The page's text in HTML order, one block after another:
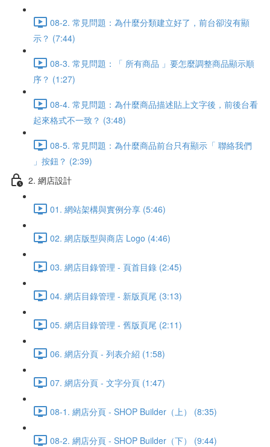
08-2. 常見問題：為什麼分類建立好了，前台卻沒有顯
示？ (7:44)
08-3. 常見問題：「 所有商品 」要怎麼調整商品顯示順
序？ (1:27)
08-4. 常見問題：為什麼商品描述貼上文字後，前後台看
起來格式不一致？ (3:48)
08-5. 常見問題：為什麼商品前台只有顯示「 聯絡我們
」按鈕？ (2:39)
2. 網店設計
01. 網站架構與實例分享 (5:46)
02. 網店版型與商店 Logo (4:46)
03. 網店目錄管理 - 頁首目錄 (2:45)
04. 網店目錄管理 - 新版頁尾 (3:13)
05. 網店目錄管理 - 舊版頁尾 (2:11)
06. 網店分頁 - 列表介紹 (1:58)
07. 網店分頁 - 文字分頁 (1:47)
08-1. 網店分頁 - SHOP Builder（上） (8:35)
08-2. 網店分頁 - SHOP Builder（下） (9:44)